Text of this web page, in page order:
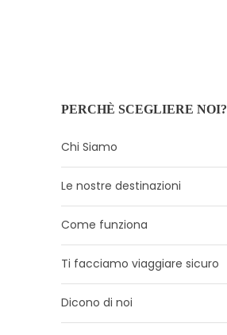
PERCHÈ SCEGLIERE NOI?
Chi Siamo
Le nostre destinazioni
Come funziona
Ti facciamo viaggiare sicuro
Dicono di noi